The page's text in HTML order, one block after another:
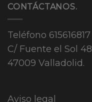
CONTÁCTANOS.
Teléfono 615616817
C/ Fuente el Sol 48
47009 Valladolid.
Aviso legal